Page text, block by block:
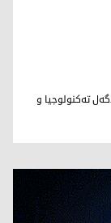
تەکنولوجیا و